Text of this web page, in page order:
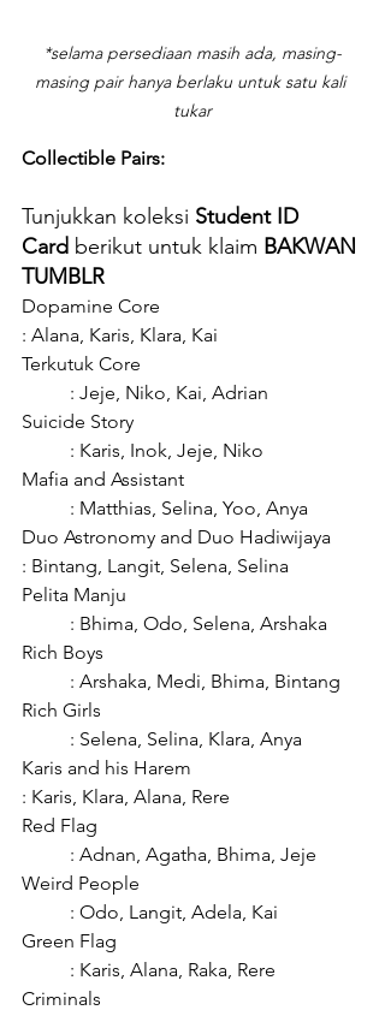
*selama persediaan masih ada, masing-
masing pair hanya berlaku untuk satu kali
tukar
Collectible Pairs:
Tunjukkan koleksi Student ID
Card berikut untuk klaim BAKWAN
TUMBLR
Dopamine Core
: Alana, Karis, Klara, Kai
Terkutuk Core
	: Jeje, Niko, Kai, Adrian
Suicide Story
	: Karis, Inok, Jeje, Niko
Mafia and Assistant
	: Matthias, Selina, Yoo, Anya
Duo Astronomy and Duo Hadiwijaya
: Bintang, Langit, Selena, Selina
Pelita Manju
	: Bhima, Odo, Selena, Arshaka
Rich Boys
	: Arshaka, Medi, Bhima, Bintang
Rich Girls
	: Selena, Selina, Klara, Anya
Karis and his Harem
: Karis, Klara, Alana, Rere
Red Flag
	: Adnan, Agatha, Bhima, Jeje
Weird People
	: Odo, Langit, Adela, Kai
Green Flag
	: Karis, Alana, Raka, Rere
Criminals